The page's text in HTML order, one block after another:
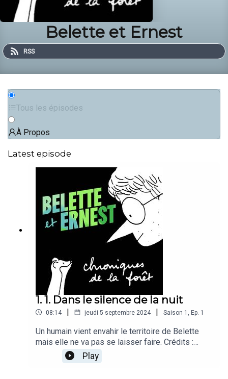
Belette et Ernest
RSS
Tous les épisodes
À Propos
Latest episode
1. 1. Dans le silence de la nuit
08:14 | jeudi 5 septembre 2024 | Saison 1 , Ep. 1
Un humain vient envahir le territoire de Belette
mais elle ne va pas se laisser faire. Crédits :
« Belette et Ernest » est une série écrite par
Delphine Perret, réalisée par Octave Broutard et
Play